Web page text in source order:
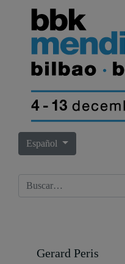
Seleccione su idioma
Español
Buscar
Gerard Peris